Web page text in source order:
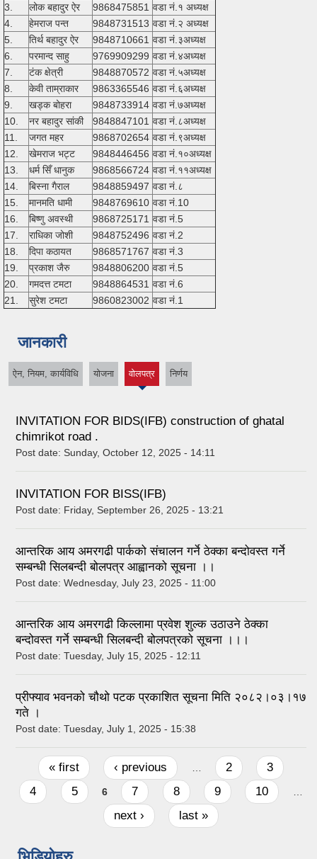
3.
लोक बहादुर ऐर 9868475851 वडा नं.१ अध्यक्ष
4.
हेमराज पन्त 9848731513 वडा नं.२ अध्यक्ष
5.
तिर्थ बहादुर ऐर 9848710661 वडा नं.३अध्यक्ष
6.
परमान्द साहु 9769909299 वडा नं.४अध्यक्ष
7.
टंक क्षेत्री 9848870572 वडा नं.५अध्यक्ष
8.
केवी ताम्राकार 9863365546 वडा नं.६अध्यक्ष
9.
खड्क बोहरा 9848733914 वडा नं.७अध्यक्ष
10.
नर बहादुर सांकी 9848847101 वडा नं.८अध्यक्ष
11.
जगत महर 9868702654 वडा नं.९अध्यक्ष
12.
खेमराज भट्ट 9848446456 वडा नं.१०अध्यक्ष
13.
धर्म सिँ धानुक 9868566724 वडा नं.११अध्यक्ष
14.
बिस्ना गैराल 9848859497 वडा नं.८
15.
मानमति धामी 9848769610 वडा नं.10
16.
बिष्णु अवस्थी 9868725171 वडा नं.5
17.
राधिका जोशी 9848752496 वडा नं.2
18.
दिपा कठायत 9868571767 वडा नं.3
19.
प्रकाश जैरु 9848806200 वडा नं.5
20.
गमदत्त टमटा 9848864531 वडा नं.6
21.
सुरेश टमटा 9860823002 वडा नं.1
जानकारी
ऐन, नियम, कार्यविधि योजना वोलपत्र
(active
निर्णय
INVITATION FOR BIDS(IFB) construction of ghatal
chimrikot road .
Post date: Sunday, October 12, 2025 - 14:11
INVITATION FOR BISS(IFB)
Post date: Friday, September 26, 2025 - 13:21
आन्तरिक आय अमरगढी पार्कको संचालन गर्ने ठेक्का बन्दोवस्त गर्ने
सम्बन्धी सिलबन्दी बोलपत्र आह्वानको सूचना ।।
Post date: Wednesday, July 23, 2025 - 11:00
आन्तरिक आय अमरगढी किल्लामा प्रवेश शुल्क उठाउने ठेक्का
बन्दोवस्त गर्ने सम्बन्धी सिलबन्दी बोलपत्रको सूचना ।।।
Post date: Tuesday, July 15, 2025 - 12:11
प्रीफ्याव भवनको चौथो पटक प्रकाशित सूचना मिति २०८२।०३।१७
गते ।
Post date: Tuesday, July 1, 2025 - 15:38
Pages
« first ‹ previous 2
3
4
5 6 7 8 9 10
next › last »